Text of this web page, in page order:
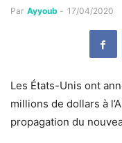
Par Ayyoub - 17/04/2020
Les États-Unis ont
millions de dollars à
propagation du